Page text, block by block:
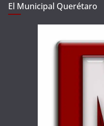
El Municipal Querétaro